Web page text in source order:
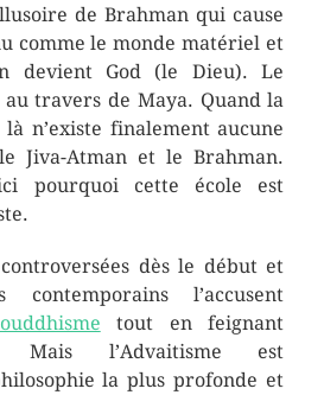
de Brahman qui cause
comme le monde matériel et
devient God (le Dieu). Le
travers de Maya. Quand la
n’existe finalement aucune
Jiva-Atman et le Brahman.
pourquoi cette école est
dès le début et
l’accusent
tout en feignant
Mais l’Advaitisme est
la plus profonde et